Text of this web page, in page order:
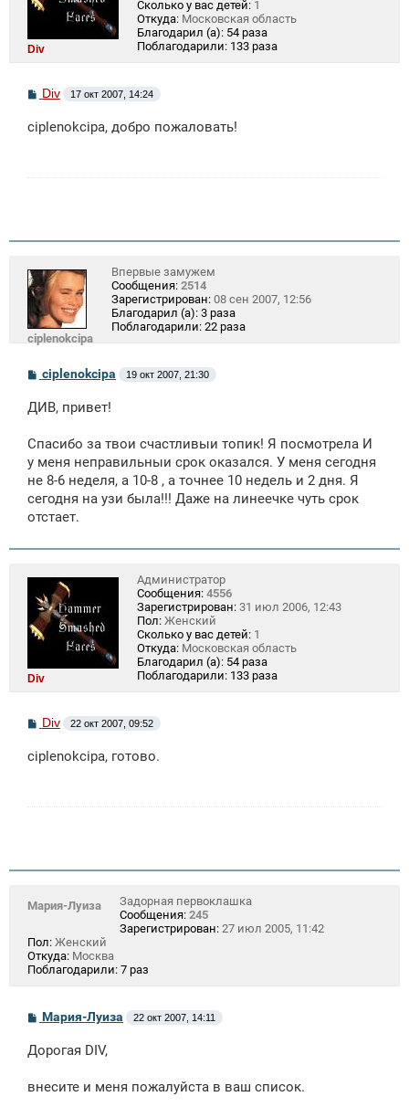
Div
Сколько у вас детей: 1
Откуда: Московская область
Благодарил (а): 54 раза
Поблагодарили: 133 раза
С
б
Div 17 окт 2007, 14:24
ciplenokcipa, добро пожаловать!
ciplenokcipa
Впервые замужем
Сообщения: 2514
Зарегистрирован: 08 сен 2007, 12:56
Благодарил (а): 3 раза
Поблагодарили: 22 раза
С
о
б
н
и
ciplenokcipa 19 окт 2007, 21:30
ДИВ, привет!
Спасибо за твои счастливыи топик! Я посмотрела И
у меня неправильныи срок оказался. У меня сегодня
не 8-6 неделя, а 10-8 , а точнее 10 недель и 2 дня. Я
сегодня на узи была!!! Даже на линеечке чуть срок
отстает.
Div
Администратор
Сообщения: 4556
Зарегистрирован: 31 июл 2006, 12:43
Пол: Женский
Сколько у вас детей: 1
Откуда: Московская область
Благодарил (а): 54 раза
Поблагодарили: 133 раза
С
о
б
Div 22 окт 2007, 09:52
ciplenokcipa, готово.
Мария-Луиза
Задорная первоклашка
Сообщения: 245
Зарегистрирован: 27 июл 2005, 11:42
Пол: Женский
Откуда: Москва
Поблагодарили: 7 раз
С
о
б
н
Мария-Луиза 22 окт 2007, 14:11
Дорогая DIV,
внесите и меня пожалуйста в ваш список.